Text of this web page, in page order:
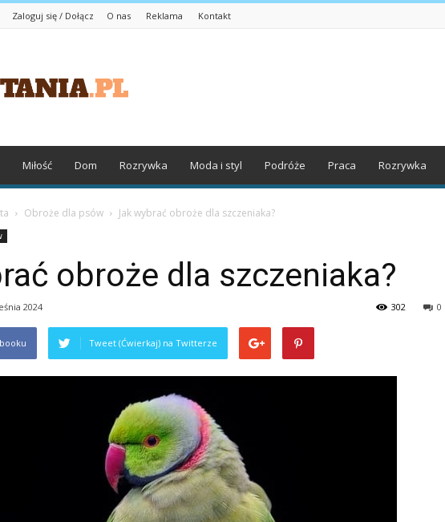
Zaloguj się / Dołącz O nas Reklama Kontakt
Miłość Dom Rozrywka Moda i styl Podróże Praca Rozrywka
Obroże dla psów Jak wybrać obroże dla szczeniaka?
obroże dla szczeniaka?
2024 0
302
Tweet (Ćwierkaj) na Twitterze